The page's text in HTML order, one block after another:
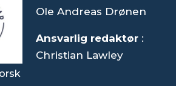
Ole Andreas Drønen
Ansvarlig redaktør :
Christian Lawley